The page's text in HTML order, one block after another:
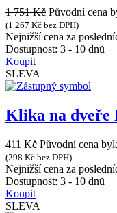
1 751Kč Původní cena
(1 267 Kč bez DPH)
Nejnižší cena za
Dostupnost: 3 - 10 dnů
Koupit
SLEVA
Klika na dveře
411Kč Původní cena
(298 Kč bez DPH)
Nejnižší cena za
Dostupnost: 3 - 10 dnů
Koupit
SLEVA